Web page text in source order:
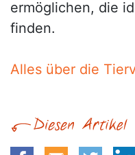
ermöglichen, die
finden.
Alles über die